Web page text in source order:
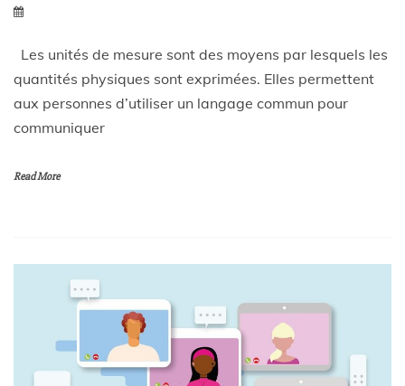
Les unités de mesure sont des moyens par lesquels les
quantités physiques sont exprimées. Elles permettent
aux personnes d’utiliser un langage commun pour
communiquer
Read More